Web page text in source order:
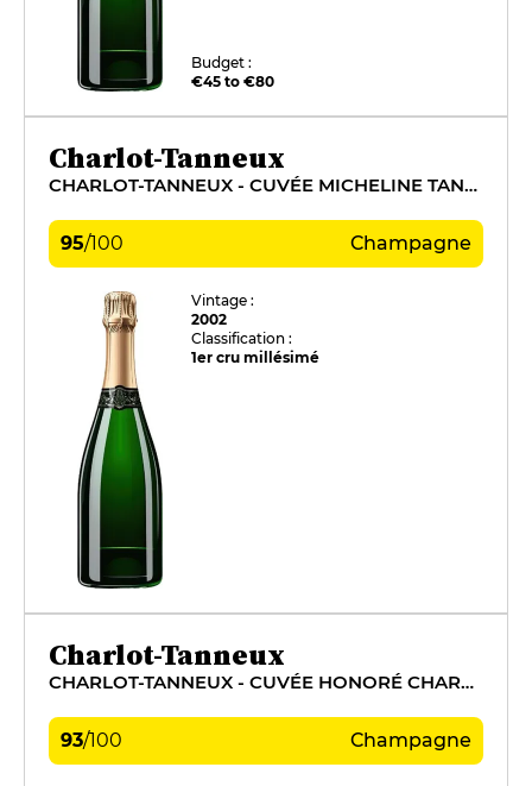
Budget :
€45 to €80
Charlot-Tanneux
CHARLOT-TANNEUX - CUVÉE MICHELINE TANNEUX
95/100 Champagne
Vintage :
2002
Classification :
1er cru millésimé
Charlot-Tanneux
CHARLOT-TANNEUX - CUVÉE HONORÉ CHARLOT
93/100 Champagne